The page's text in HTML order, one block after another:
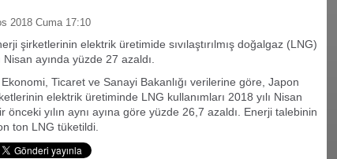
2018 Cuma 17:10
şirketlerinin elektrik üretimide sıvılaştırılmış doğalgaz (LNG)
Nisan ayında yüzde 27 azaldı.
Ticaret ve Sanayi Bakanlığı verilerine göre, Japon
elektrik üretiminde LNG kullanımları 2018 yılı Nisan
önceki yılın aynı ayına göre yüzde 26,7 azaldı. Enerji talebinin
ton LNG tüketildi.